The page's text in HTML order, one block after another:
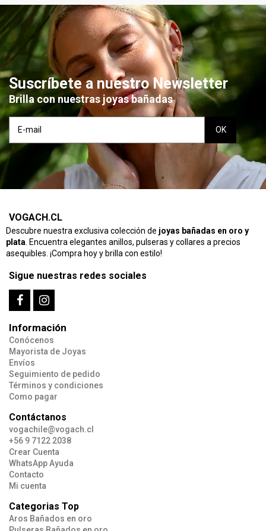
Suscríbete a nuestro Newsletter
Brilla con nuestras joyas bañadas
VOGACH.CL
Descubre nuestra exclusiva colección de joyas bañadas en oro y
plata. Encuentra elegantes anillos, pulseras y collares a precios
asequibles. ¡Compra hoy y brilla con estilo!
Sigue nuestras redes sociales
Información
Conócenos
Mayorista de Joyas
Envíos
Seguimiento de pedido
Términos y condiciones
Como pagar
Contáctanos
vogachile@vogach.cl
+56 9 7122 2038
Crear Cuenta
WhatsApp Ayuda
Contacto
Mi cuenta
Categorias Top
Aros Bañados en oro